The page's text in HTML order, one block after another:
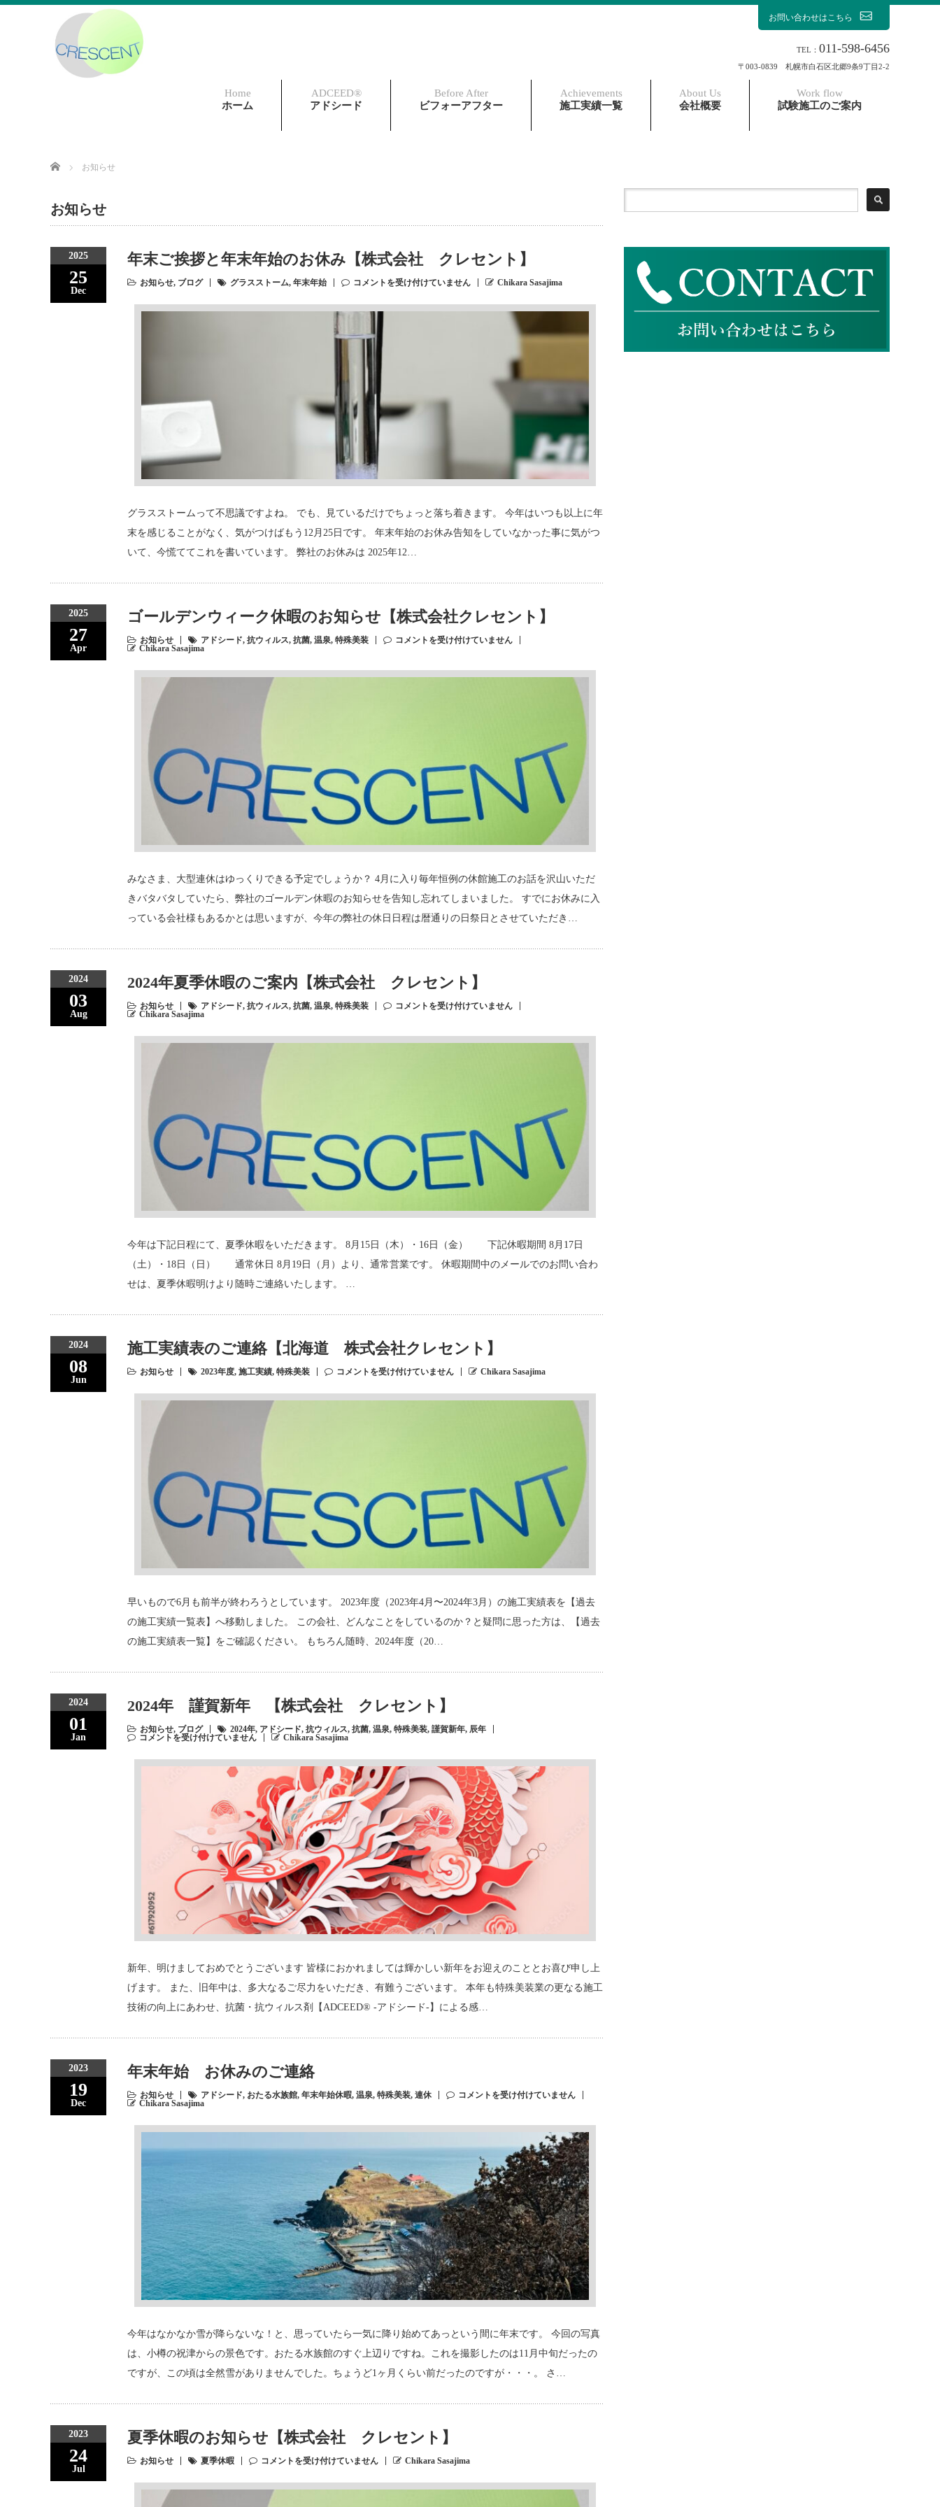
お問い合わせはこちら
TEL： 011-598-6456
〒003-0839 札幌市白石区北郷9条9丁目2-2
Home
ホーム
ADCEED®︎
アドシード
Before After
ビフォーアフター
Achievements
施工実績一覧
About Us
会社概要
Work flow
試験施工のご案内
Home お知らせ
お知らせ
2025
25
Dec
年末ご挨拶と年末年始のお休み【株式会社 クレセント】
お知らせ, ブログ グラスストーム, 年末年始 コメントを受け付けていません Chikara Sasajima
グラスストームって不思議ですよね。 でも、見ているだけでちょっと落ち着きます。 今年はいつも以上に年
末を感じることがなく、気がつけばもう12月25日です。 年末年始のお休み告知をしていなかった事に気がつ
いて、今慌ててこれを書いています。 弊社のお休みは 2025年12…
2025
27
Apr
ゴールデンウィーク休暇のお知らせ【株式会社クレセント】
お知らせ アドシード, 抗ウィルス, 抗菌, 温泉, 特殊美装
コメントを受け付けていません
Chikara Sasajima
みなさま、大型連休はゆっくりできる予定でしょうか？ 4月に入り毎年恒例の休館施工のお話を沢山いただ
きバタバタしていたら、弊社のゴールデン休暇のお知らせを告知し忘れてしまいました。 すでにお休みに入
っている会社様もあるかとは思いますが、今年の弊社の休日日程は暦通りの日祭日とさせていただき…
2024
03
Aug
2024年夏季休暇のご案内【株式会社 クレセント】
お知らせ アドシード, 抗ウィルス, 抗菌, 温泉, 特殊美装
コメントを受け付けていません
Chikara Sasajima
今年は下記日程にて、夏季休暇をいただきます。 8月15日（木）・16日（金） 下記休暇期間 8月17日
（土）・18日（日） 通常休日 8月19日（月）より、通常営業です。 休暇期間中のメールでのお問い合わ
せは、夏季休暇明けより随時ご連絡いたします。 …
2024
08
Jun
施工実績表のご連絡【北海道 株式会社クレセント】
お知らせ 2023年度, 施工実績, 特殊美装 コメントを受け付けていません Chikara Sasajima
早いもので6月も前半が終わろうとしています。 2023年度（2023年4月〜2024年3月）の施工実績表を【過去
の施工実績一覧表】へ移動しました。 この会社、どんなことをしているのか？と疑問に思った方は、【過去
の施工実績表一覧】をご確認ください。 もちろん随時、2024年度（20…
2024
01
Jan
2024年 謹賀新年 【株式会社 クレセント】
お知らせ, ブログ 2024年, アドシード, 抗ウィルス, 抗菌, 温泉, 特殊美装, 謹賀新年, 辰年
コメントを受け付けていません
Chikara Sasajima
新年、明けましておめでとうございます 皆様におかれましては輝かしい新年をお迎えのこととお喜び申し上
げます。 また、旧年中は、多大なるご尽力をいただき、有難うございます。 本年も特殊美装業の更なる施工
技術の向上にあわせ、抗菌・抗ウィルス剤【ADCEED®︎ -アドシード-】による感…
2023
19
Dec
年末年始 お休みのご連絡
お知らせ アドシード, おたる水族館, 年末年始休暇, 温泉, 特殊美装, 連休
コメントを受け付けていません
Chikara Sasajima
今年はなかなか雪が降らないな！と、思っていたら一気に降り始めてあっという間に年末です。 今回の写真
は、小樽の祝津からの景色です。おたる水族館のすぐ上辺りですね。これを撮影したのは11月中旬だったの
ですが、この頃は全然雪がありませんでした。ちょうど1ヶ月くらい前だったのですが・・・。 さ…
2023
24
Jul
夏季休暇のお知らせ【株式会社 クレセント】
お知らせ 夏季休暇 コメントを受け付けていません Chikara Sasajima